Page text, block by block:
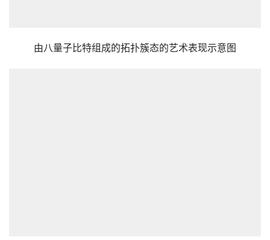
由八量子比特组成的拓扑簇态的艺术表现示意图